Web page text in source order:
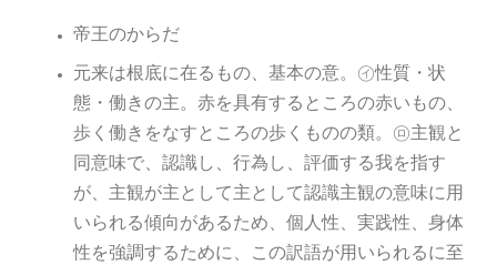
帝王のからだ
元来は根底に在るもの、基本の意。㋑性質・状
態・働きの主。赤を具有するところの赤いもの、
歩く働きをなすところの歩くものの類。㋺主観と
同意味で、認識し、行為し、評価する我を指す
が、主観が主として主として認識主観の意味に用
いられる傾向があるため、個人性、実践性、身体
性を強調するために、この訳語が用いられるに至